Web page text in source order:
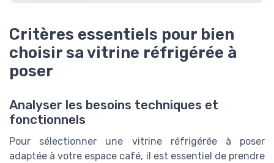
Critères essentiels pour bien
choisir sa vitrine réfrigérée à
poser
Analyser les besoins techniques et
fonctionnels
Pour sélectionner une vitrine réfrigérée à poser
adaptée à votre espace café, il est essentiel de prendre